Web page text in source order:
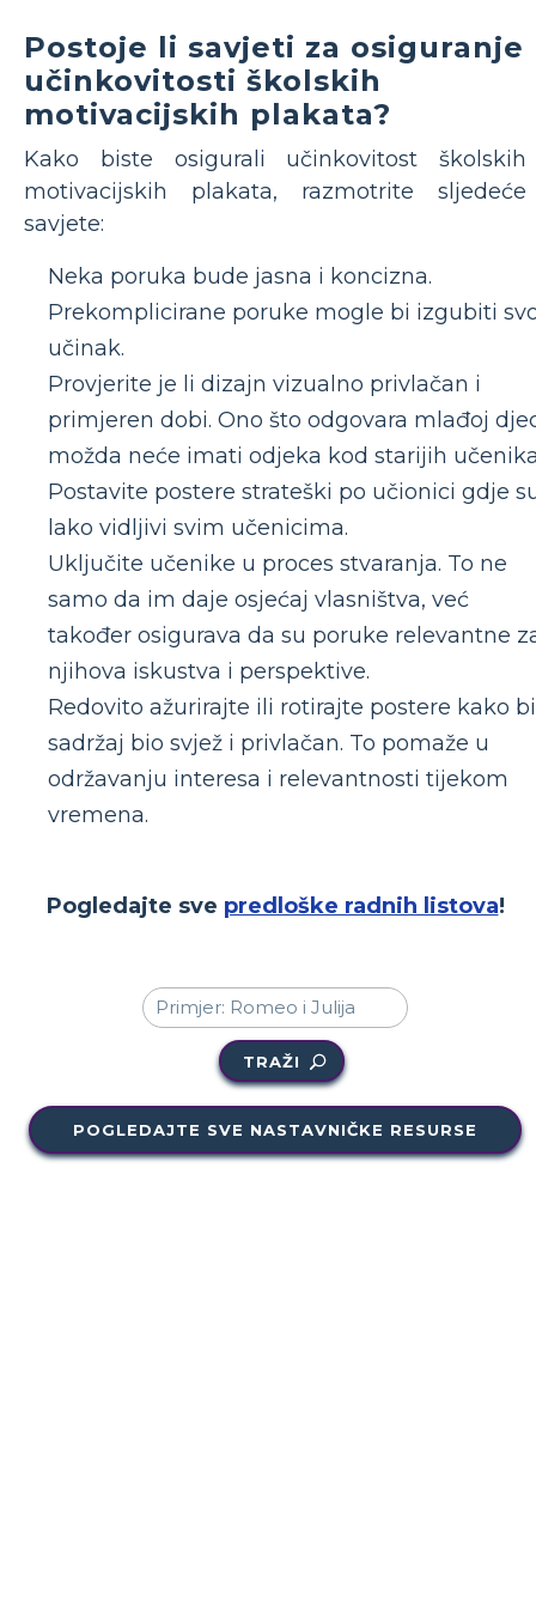
Postoje li savjeti za osiguranje
učinkovitosti školskih
motivacijskih plakata?
Kako biste osigurali učinkovitost školskih
motivacijskih plakata, razmotrite sljedeće
savjete:
Neka poruka bude jasna i koncizna.
Prekomplicirane poruke mogle bi izgubiti
učinak.
Provjerite je li dizajn vizualno privlačan i
primjeren dobi. Ono što odgovara mlađoj
možda neće imati odjeka kod starijih
Postavite postere strateški po učionici gdje
lako vidljivi svim učenicima.
Uključite učenike u proces stvaranja. To ne
samo da im daje osjećaj vlasništva, već
također osigurava da su poruke relevantne
njihova iskustva i perspektive.
Redovito ažurirajte ili rotirajte postere kako bi
sadržaj bio svjež i privlačan. To pomaže u
održavanju interesa i relevantnosti tijekom
vremena.
Pogledajte sve predloške radnih listova!
TRAŽI
POGLEDAJTE SVE NASTAVNIČKE RESURSE